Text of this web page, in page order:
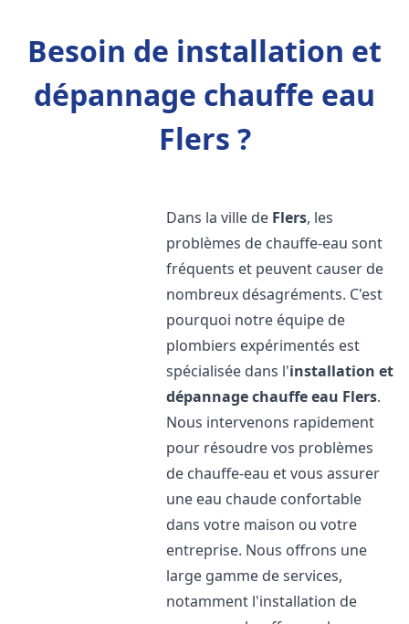
Besoin de installation et
dépannage chauffe eau
Flers ?
Dans la ville de Flers, les
problèmes de chauffe-eau sont
fréquents et peuvent causer de
nombreux désagréments. C'est
pourquoi notre équipe de
plombiers expérimentés est
spécialisée dans l'installation et
dépannage chauffe eau Flers.
Nous intervenons rapidement
pour résoudre vos problèmes
de chauffe-eau et vous assurer
une eau chaude confortable
dans votre maison ou votre
entreprise. Nous offrons une
large gamme de services,
notamment l'installation de